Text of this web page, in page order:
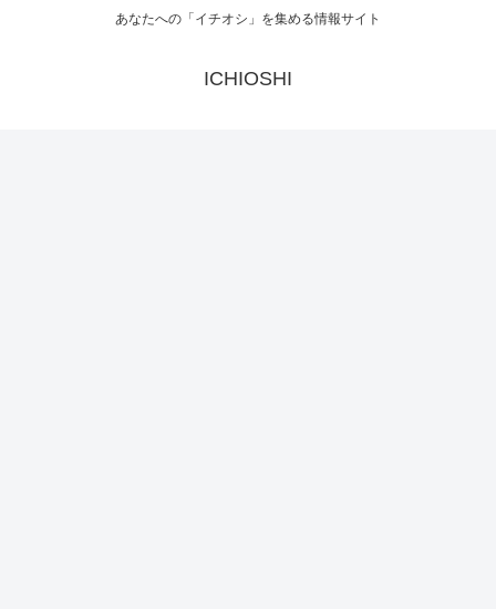
あなたへの「イチオシ」を集める情報サイト
ICHIOSHI